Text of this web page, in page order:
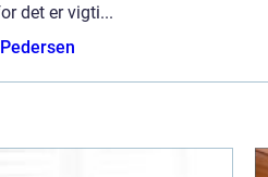
det er vigti...